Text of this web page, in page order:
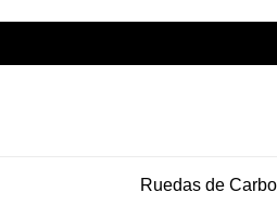
Ruedas de